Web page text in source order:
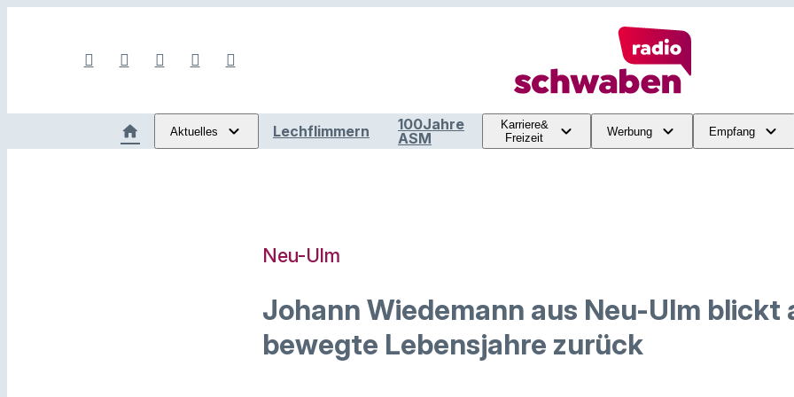
Aktuelles Lechflimmern
100Jahre
ASM
Karriere&
Freizeit
Werbung Empfang
Neu-Ulm
Johann Wiedemann aus Neu-Ulm blickt
bewegte Lebensjahre zurück